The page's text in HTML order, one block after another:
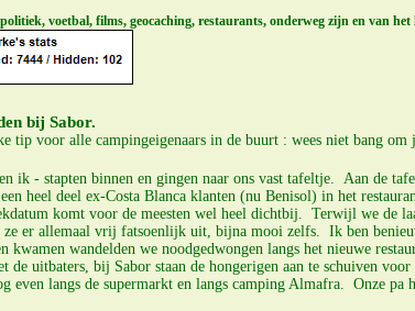
voetbal, films, geocaching, restaurants, onderweg zijn en van het
bij Sabor.
tip voor alle campingeigenaars in de buurt : wees niet bang
ik - stapten binnen en gingen naar ons vast tafeltje. Aan de
heel deel ex-Costa Blanca klanten (nu Benisol) in het
komt voor de meesten wel heel dichtbij. Terwijl we de
ze er allemaal vrij fatsoenlijk uit, bijna mooi zelfs. Ik ben
kwamen wandelden we noodgedwongen langs het nieuwe
de uitbaters, bij Sabor staan de hongerigen aan te schuiven
even langs de supermarkt en langs camping Almafra. Onze